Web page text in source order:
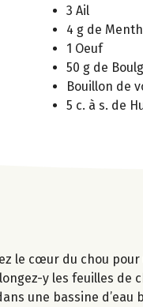
3 Ail
4 g de
1 Oeuf
50 g de
Bouillon de
5 c. à s. de
le cœur du chou
y les feuilles
une bassine